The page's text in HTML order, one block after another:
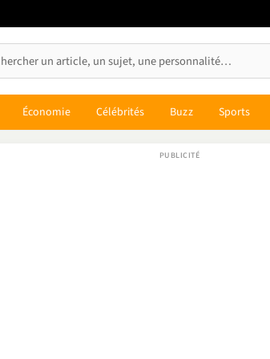
Économie Célébrités Buzz Sports